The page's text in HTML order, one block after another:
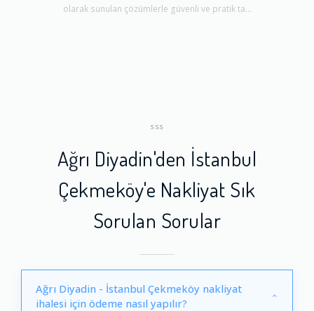
olarak sunulan çözümlerle güvenli ve pratik ta...
SSS
Ağrı Diyadin'den İstanbul
Çekmeköy'e Nakliyat Sık
Sorulan Sorular
Ağrı Diyadin - İstanbul Çekmeköy nakliyat
ihalesi için ödeme nasıl yapılır?